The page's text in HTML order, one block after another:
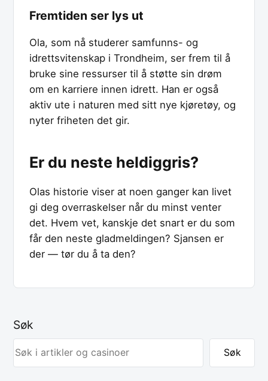
Fremtiden ser lys ut
Ola, som nå studerer samfunns- og
idrettsvitenskap i Trondheim, ser frem til å
bruke sine ressurser til å støtte sin drøm
om en karriere innen idrett. Han er også
aktiv ute i naturen med sitt nye kjøretøy, og
nyter friheten det gir.
Er du neste heldiggris?
Olas historie viser at noen ganger kan livet
gi deg overraskelser når du minst venter
det. Hvem vet, kanskje det snart er du som
får den neste gladmeldingen? Sjansen er
der — tør du å ta den?
Søk
Søk